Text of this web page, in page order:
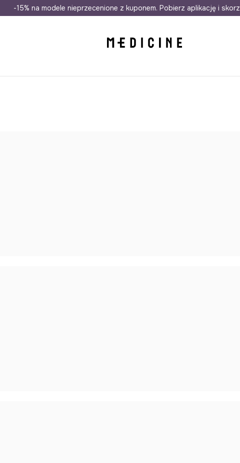
Wysyłka nawet w 24h Darmowa dostawa do salonów
-15% na modele nieprzecenione z kuponem. Pobierz aplikację i